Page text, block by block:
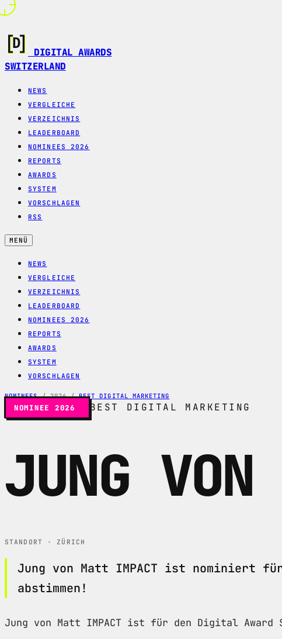
DIGITAL AWARDS
SWITZERLAND
NEWS
VERGLEICHE
VERZEICHNIS
LEADERBOARD
NOMINEES 2026
REPORTS
AWARDS
SYSTEM
VORSCHLAGEN
RSS
MENÜ
NEWS
VERGLEICHE
VERZEICHNIS
LEADERBOARD
NOMINEES 2026
REPORTS
AWARDS
SYSTEM
VORSCHLAGEN
NOMINEES / 2026 / BEST DIGITAL MARKETING
NOMINEE 2026 BEST DIGITAL MARKETING
JUNG
STANDORT · ZÜRICH
Jung von Matt IMPACT ist nominiert
abstimmen!
Jung von Matt IMPACT ist für den Digital